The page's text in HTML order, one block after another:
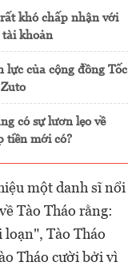
khó chấp nhận với
khoản
lực của cộng đồng Tốc
có sự lươn lẹo về
tiền mới có?
một danh sĩ nổi
Tào Tháo rằng:
Tào Tháo
Tháo cười bởi vì